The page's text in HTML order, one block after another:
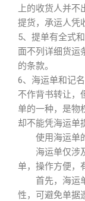
上的收货人并
提货，承运人凭
5、提单有全式
面不列详细货运
的条款。
6、海运单和记
不作背书转让，
单的一种，是物
却不能凭海运单
使用海运单
海运单仅涉及
单，操作方便，
首先，海运单
性，可避免单据